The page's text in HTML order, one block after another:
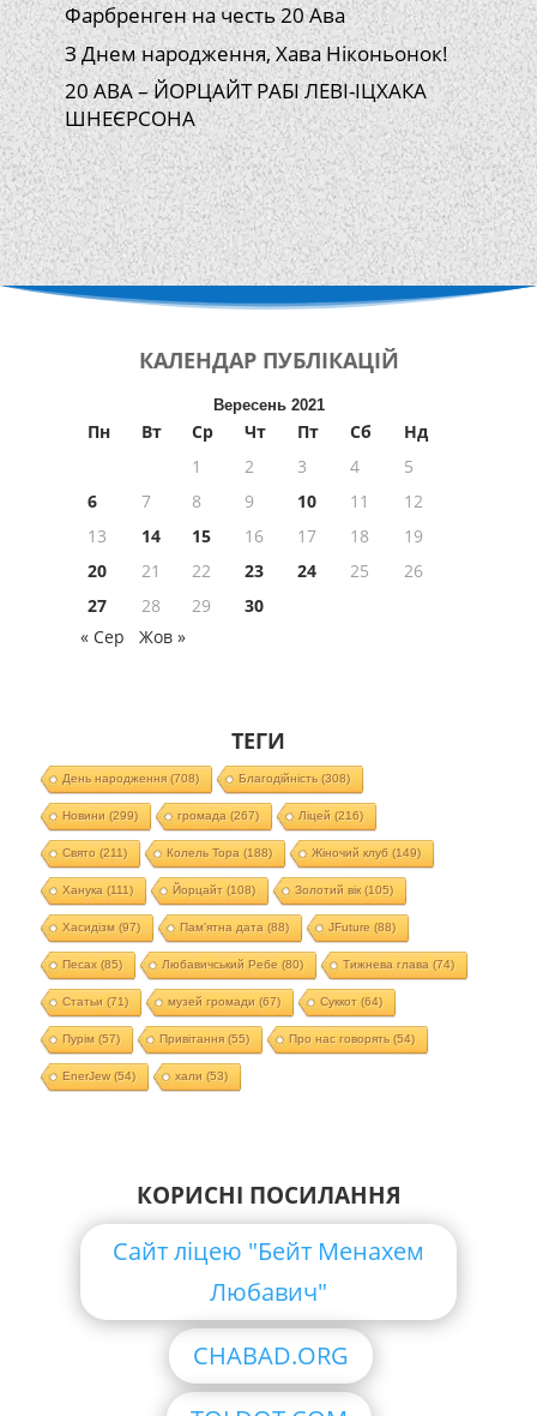
Фарбренген на честь 20 Ава
З Днем народження, Хава Ніконьонок!
20 АВА – ЙОРЦАЙТ РАБІ ЛЕВІ-ІЦХАКА
ШНЕЄРСОНА
КАЛЕНДАР ПУБЛІКАЦІЙ
Вересень 2021
Пн Вт Ср Чт Пт Сб
Нд
1
2 3 4
5
6
7 8 9 10 11
12
13
14 15 16 17 18
19
20
21 22 23 24 25
26
27
28 29
30
« Сер
Жов »
ТЕГИ
День народження(708) Благодійність (308)
Новини (299) громада (267) Ліцей (216)
Свято (211) Колель Тора (188) Жіночий клуб (149)
Ханука (111) Йорцайт (108) Золотий вік(105)
Хасидізм (97) Пам'ятна дата (88) JFuture (88)
Песах(85) Любавичський Ребе (80) Тижнева глава (74)
Статьи (71) музей громади (67) Суккот (64)
Пурім (57) Привітання(55) Про нас говорять (54)
EnerJew(54) хали (53)
КОРИСНІ ПОСИЛАННЯ
Сайт ліцею "Бейт Менахем
Любавич"
CHABAD.ORG